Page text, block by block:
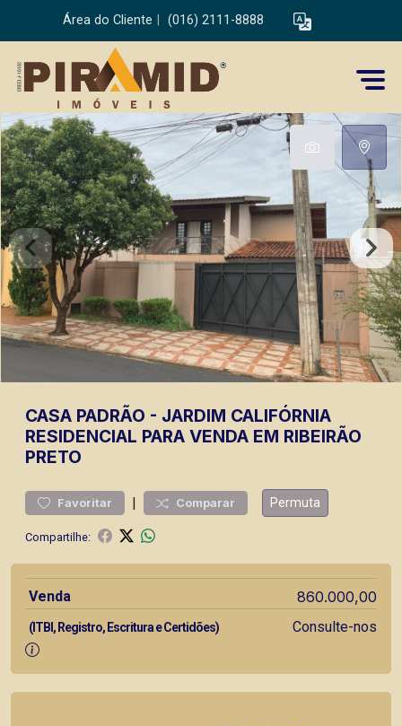
Área do Cliente (016) 2111-8888
CASA PADRÃO - JARDIM CALIFÓRNIA
RESIDENCIAL PARA VENDA EM RIBEIRÃO
PRETO
Favoritar | Comparar Permuta
Compartilhe:
Venda 860.000,00
(ITBI, Registro, Escritura e Certidões) Consulte-nos